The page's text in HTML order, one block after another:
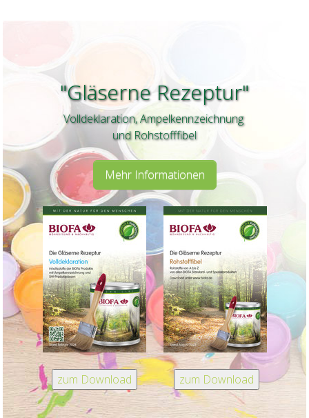
"Gläserne Rezeptur"
Volldeklaration, Ampelkennzeichnung
und Rohstofffibel
Mehr Informationen